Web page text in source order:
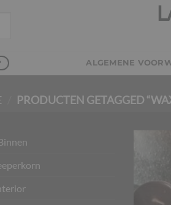
ALGEMENE
PRODUCTEN GETAGGED